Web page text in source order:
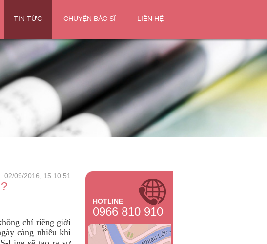
TIN TỨC CHUYỆN BÁC SĨ LIÊN HỆ
02/09/2016, 15:10:51
chỉ riêng giới
càng nhiều khi
HOTLINE
0966 810 910